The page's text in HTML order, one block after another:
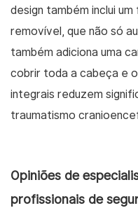
design também inclui
removível, que não só
também adiciona uma
cobrir toda a cabeça e
integrais reduzem
traumatismo
Opiniões de
profissionais de